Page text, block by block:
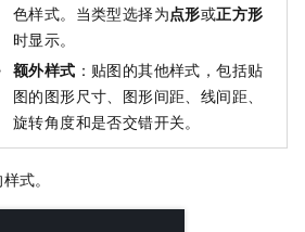
色样式。当类型选择为点形或正方形
时显示。
额外样式 ：贴图的其他样式，包括贴
图的图形尺寸、图形间距、线间距、
旋转角度和是否交错开关。
式。